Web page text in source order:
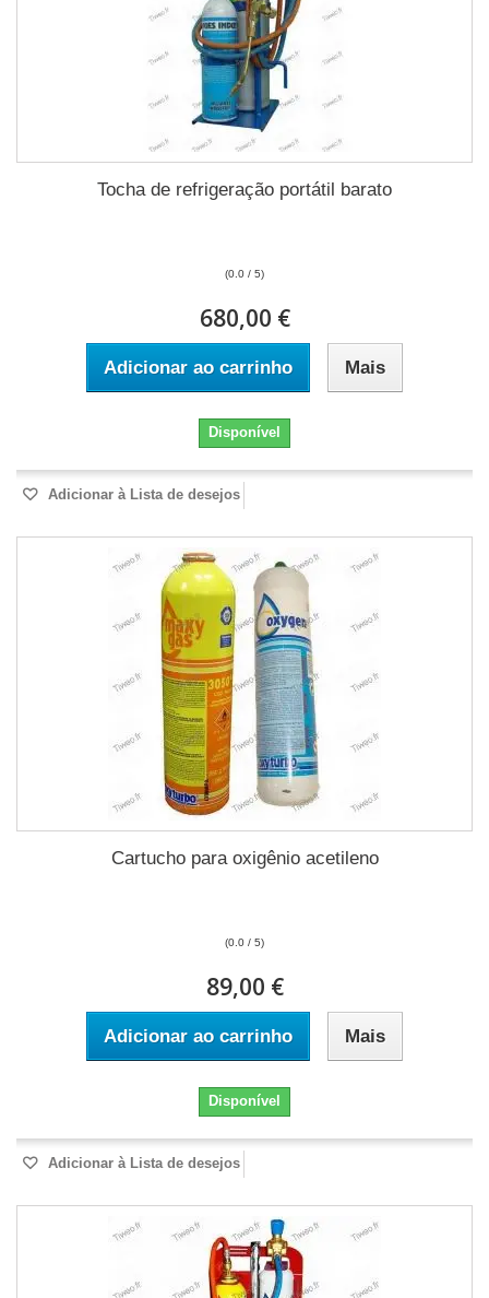
Tocha de refrigeração portátil barato
(0.0 / 5)
680,00 €
Adicionar ao carrinho Mais
Disponível
Adicionar à Lista de desejos
Cartucho para oxigênio acetileno
(0.0 / 5)
89,00 €
Adicionar ao carrinho Mais
Disponível
Adicionar à Lista de desejos